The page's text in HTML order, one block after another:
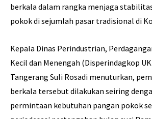
berkala dalam rangka menjaga
pokok di sejumlah pasar tradisional di
Kepala Dinas Perindustrian,
Kecil dan Menengah (Disperindagkop
Tangerang Suli Rosadi menuturkan,
berkala tersebut dilakukan seiring
permintaan kebutuhan pangan pokok